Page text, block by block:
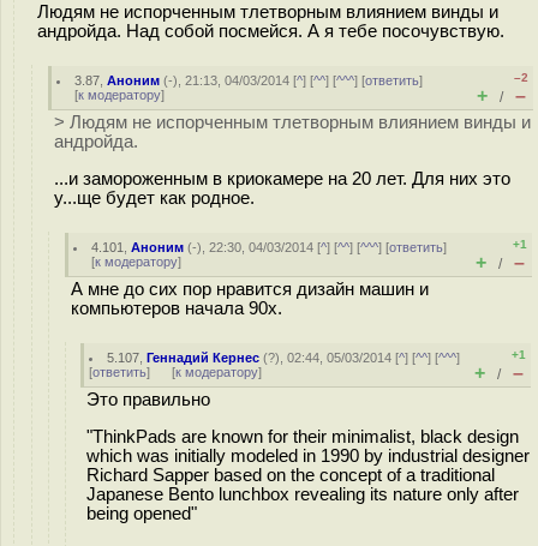
Людям не испорченным тлетворным влиянием винды и
андройда. Над собой посмейся. А я тебе посочувствую.
3.87 ,Аноним (-), 21:13, 04/03/2014 [^] [^^] [^^^] [ответить]
[к модератору]
–2
+ / –
> Людям не испорченным тлетворным влиянием винды и
андройда.
...и замороженным в криокамере на 20 лет. Для них это
у...ще будет как родное.
4.101 ,Аноним (-), 22:30, 04/03/2014 [^] [^^] [^^^] [ответить]
[к модератору]
+1
+ / –
А мне до сих пор нравится дизайн машин и
компьютеров начала 90х.
5.107 ,Геннадий Кернес (?), 02:44, 05/03/2014 [^] [^^] [^^^]
[ответить] [к модератору]
+1
+ / –
Это правильно
"ThinkPads are known for their minimalist, black design
which was initially modeled in 1990 by industrial designer
Richard Sapper based on the concept of a traditional
Japanese Bento lunchbox revealing its nature only after
being opened"